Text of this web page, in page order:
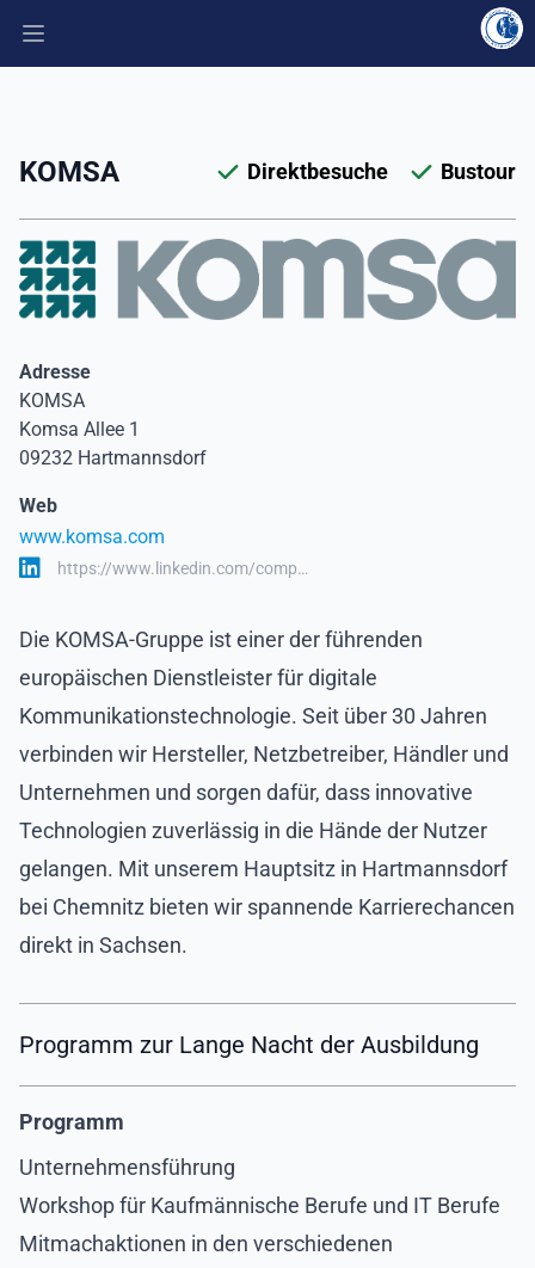
Hauptmenü öffnen
KOMSA Direktbesuche Bustour
Adresse
KOMSA
Komsa Allee 1
09232 Hartmannsdorf
Web
www.komsa.com
https://www.linkedin.com/comp…
Die KOMSA-Gruppe ist einer der führenden
europäischen Dienstleister für digitale
Kommunikationstechnologie. Seit über 30 Jahren
verbinden wir Hersteller, Netzbetreiber, Händler und
Unternehmen und sorgen dafür, dass innovative
Technologien zuverlässig in die Hände der Nutzer
gelangen. Mit unserem Hauptsitz in Hartmannsdorf
bei Chemnitz bieten wir spannende Karrierechancen
direkt in Sachsen.
Programm zur Lange Nacht der Ausbildung
Programm
Unternehmensführung
Workshop für Kaufmännische Berufe und IT Berufe
Mitmachaktionen in den verschiedenen